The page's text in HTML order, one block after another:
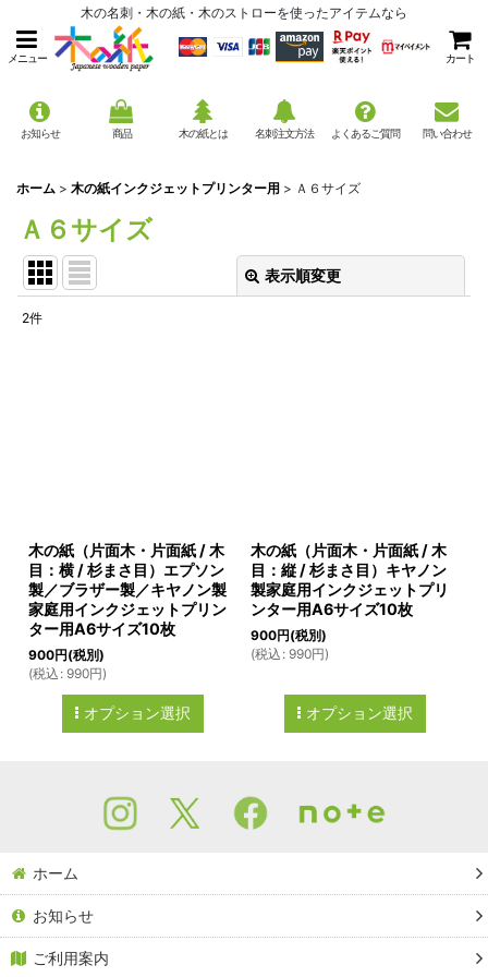
木の名刺・木の紙・木のストローを使ったアイテムなら
メニュー カート
お知らせ 商品 木の紙とは 名刺注文方法 よくあるご質問 問い合わせ
ホーム > 木の紙インクジェットプリンター用 > Ａ６サイズ
Ａ６サイズ
表示順変更
2件
木の紙（片面木・片面紙 / 木
目：横 / 杉まさ目）エプソン
製／ブラザー製／キヤノン製
家庭用インクジェットプリン
ター用A6サイズ10枚
900円(税別)
(税込 : 990円)
オプション選択
木の紙（片面木・片面紙 / 木
目：縦 / 杉まさ目）キヤノン
製家庭用インクジェットプリ
ンター用A6サイズ10枚
900円(税別)
(税込 : 990円)
オプション選択
ホーム
お知らせ
ご利用案内